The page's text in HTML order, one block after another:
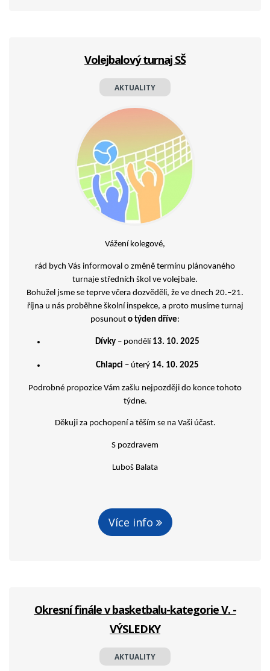
Volejbalový turnaj SŠ
AKTUALITY
Vážení kolegové,
rád bych Vás informoval o změně termínu plánovaného
turnaje středních škol ve volejbale.
Bohužel jsme se teprve včera dozvěděli, že ve dnech 20.–21.
října u nás proběhne školní inspekce, a proto musíme turnaj
posunout o týden dříve:
Dívky– pondělí 13. 10. 2025
Chlapci – úterý 14. 10. 2025
Podrobné propozice Vám zašlu nejpozději do konce tohoto
týdne.
Děkuji za pochopení a těším se na Vaši účast.
S pozdravem
Luboš Balata
Více info
Okresní finále v basketbalu-kategorie V. -
VÝSLEDKY
AKTUALITY